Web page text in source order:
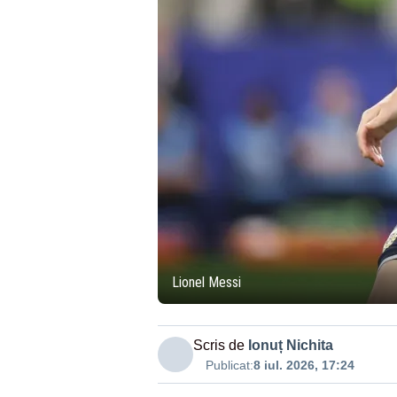
Lionel Messi
Scris de Ionuț Nichita
Publicat:8 iul. 2026, 17:24